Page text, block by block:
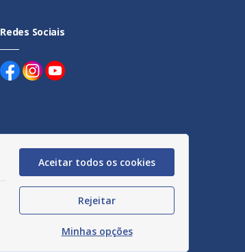
Redes Sociais
Aceitar todos os cookies
Rejeitar
Minhas opções